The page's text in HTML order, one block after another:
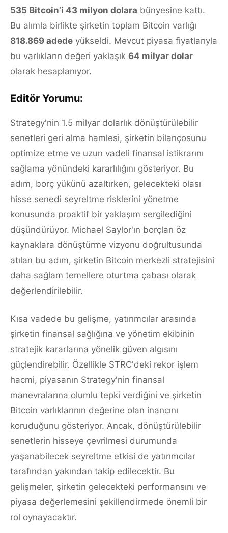
535 Bitcoin’i 43 milyon dolara bünyesine kattı.
Bu alımla birlikte şirketin toplam Bitcoin varlığı
818.869 adede yükseldi. Mevcut piyasa fiyatlarıyla
bu varlıkların değeri yaklaşık 64 milyar dolar
olarak hesaplanıyor.
Editör Yorumu:
Strategy'nin 1.5 milyar dolarlık dönüştürülebilir
senetleri geri alma hamlesi, şirketin bilançosunu
optimize etme ve uzun vadeli finansal istikrarını
sağlama yönündeki kararlılığını gösteriyor. Bu
adım, borç yükünü azaltırken, gelecekteki olası
hisse senedi seyreltme risklerini yönetme
konusunda proaktif bir yaklaşım sergilediğini
düşündürüyor. Michael Saylor'ın borçları öz
kaynaklara dönüştürme vizyonu doğrultusunda
atılan bu adım, şirketin Bitcoin merkezli stratejisini
daha sağlam temellere oturtma çabası olarak
değerlendirilebilir.
Kısa vadede bu gelişme, yatırımcılar arasında
şirketin finansal sağlığına ve yönetim ekibinin
stratejik kararlarına yönelik güven algısını
güçlendirebilir. Özellikle STRC'deki rekor işlem
hacmi, piyasanın Strategy'nin finansal
manevralarına olumlu tepki verdiğini ve şirketin
Bitcoin varlıklarının değerine olan inancını
koruduğunu gösteriyor. Ancak, dönüştürülebilir
senetlerin hisseye çevrilmesi durumunda
yaşanabilecek seyreltme etkisi de yatırımcılar
tarafından yakından takip edilecektir. Bu
gelişmeler, şirketin gelecekteki performansını ve
piyasa değerlemesini şekillendirmede önemli bir
rol oynayacaktır.